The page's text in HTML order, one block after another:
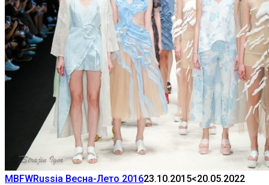
MBFWRussia Весна-Лето 201623.10.2015<20.05.2022